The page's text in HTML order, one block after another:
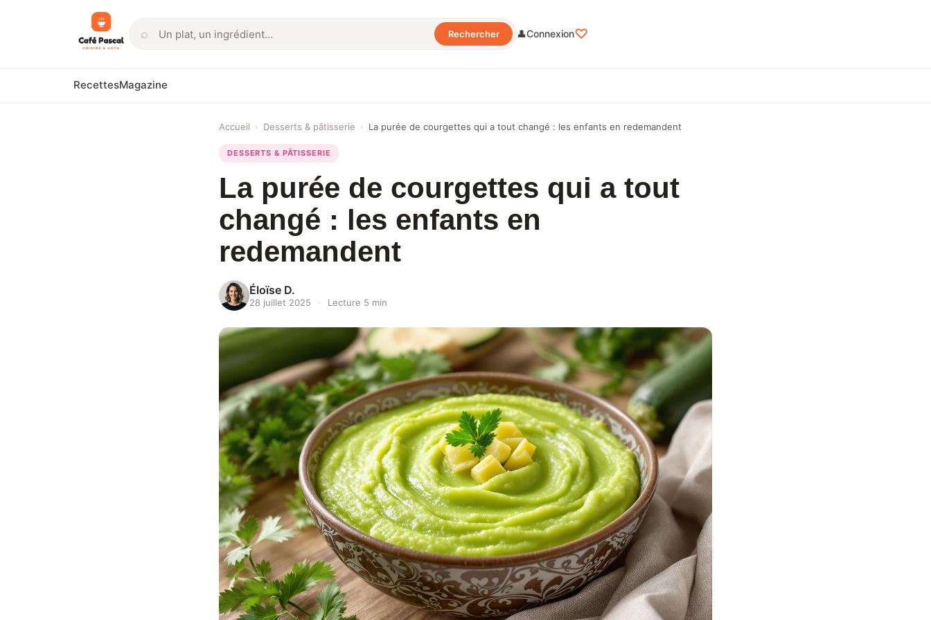
⌕
Rechercher
Rechercher 👤Connexion♡
RecettesMagazine
Accueil › Desserts & pâtisserie › La purée de courgettes qui a tout changé : les enfants en redemandent
DESSERTS & PÂTISSERIE
La purée de courgettes qui a tout
changé : les enfants en
redemandent
Éloïse D.
28 juillet 2025 · Lecture 5 min